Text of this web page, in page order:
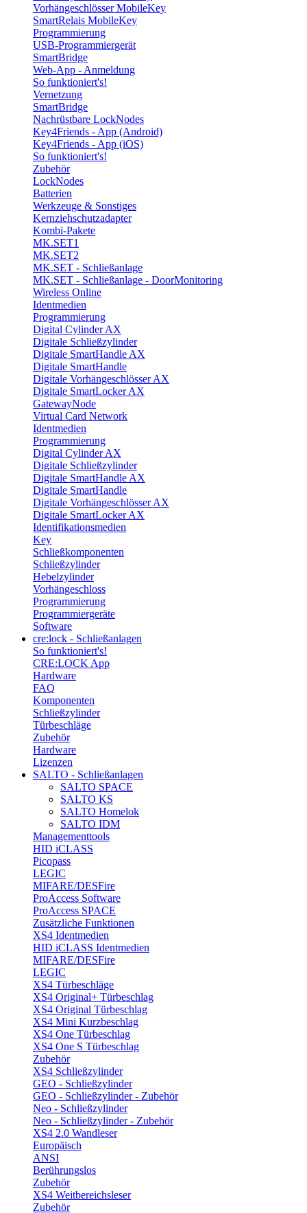
Vorhängeschlösser MobileKey
SmartRelais MobileKey
Programmierung
USB-Programmiergerät
SmartBridge
Web-App - Anmeldung
So funktioniert's!
Vernetzung
SmartBridge
Nachrüstbare LockNodes
Key4Friends - App (Android)
Key4Friends - App (iOS)
So funktioniert's!
Zubehör
LockNodes
Batterien
Werkzeuge & Sonstiges
Kernziehschutzadapter
Kombi-Pakete
MK.SET1
MK.SET2
MK.SET - Schließanlage
MK.SET - Schließanlage - DoorMonitoring
Wireless Online
Identmedien
Programmierung
Digital Cylinder AX
Digitale Schließzylinder
Digitale SmartHandle AX
Digitale SmartHandle
Digitale Vorhängeschlösser AX
Digitale SmartLocker AX
GatewayNode
Virtual Card Network
Identmedien
Programmierung
Digital Cylinder AX
Digitale Schließzylinder
Digitale SmartHandle AX
Digitale SmartHandle
Digitale Vorhängeschlösser AX
Digitale SmartLocker AX
Identifikationsmedien
Key
Schließkomponenten
Schließzylinder
Hebelzylinder
Vorhängeschloss
Programmierung
Programmiergeräte
Software
cre:lock - Schließanlagen
So funktioniert's!
CRE:LOCK App
Hardware
FAQ
Komponenten
Schließzylinder
Türbeschläge
Zubehör
Hardware
Lizenzen
SALTO - Schließanlagen
SALTO SPACE
SALTO KS
SALTO Homelok
SALTO IDM
Managementtools
HID iCLASS
Picopass
LEGIC
MIFARE/DESFire
ProAccess Software
ProAccess SPACE
Zusätzliche Funktionen
XS4 Identmedien
HID iCLASS Identmedien
MIFARE/DESFire
LEGIC
XS4 Türbeschläge
XS4 Original+ Türbeschlag
XS4 Original Türbeschlag
XS4 Mini Kurzbeschlag
XS4 One Türbeschlag
XS4 One S Türbeschlag
Zubehör
XS4 Schließzylinder
GEO - Schließzylinder
GEO - Schließzylinder - Zubehör
Neo - Schließzylinder
Neo - Schließzylinder - Zubehör
XS4 2.0 Wandleser
Europäisch
ANSI
Berührungslos
Zubehör
XS4 Weitbereichsleser
Zubehör